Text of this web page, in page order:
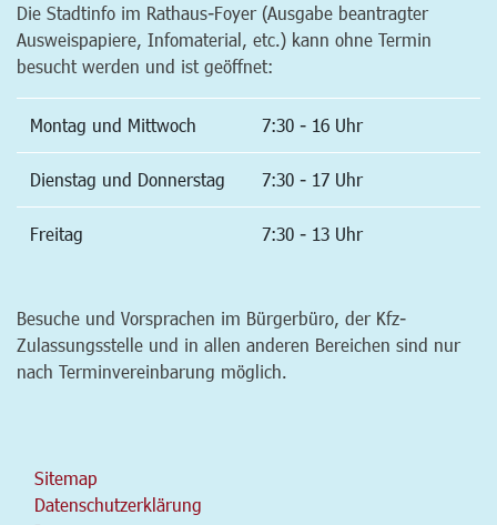
Die Stadtinfo im Rathaus-Foyer (Ausgabe beantragter
Ausweispapiere, Infomaterial, etc.) kann ohne Termin
besucht werden und ist geöffnet:
Montag und Mittwoch 7:30 - 16 Uhr
Dienstag und Donnerstag 7:30 - 17 Uhr
Freitag 7:30 - 13 Uhr
Besuche und Vorsprachen im Bürgerbüro, der Kfz-
Zulassungsstelle und in allen anderen Bereichen sind nur
nach Terminvereinbarung möglich.
Sitemap
Datenschutzerklärung